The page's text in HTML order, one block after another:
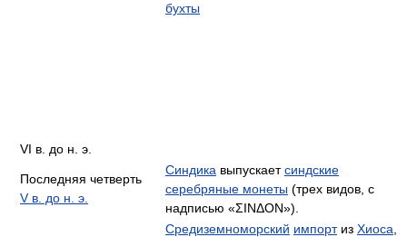
VI в. до н. э.
бухты
Последняя четверть
V в. до н. э.
Синдика выпускаетсиндские
серебряные монеты (трех видов, с
надписью «ΣΙΝΔΟΝ»).
Средиземноморский импортиз Хиоса,